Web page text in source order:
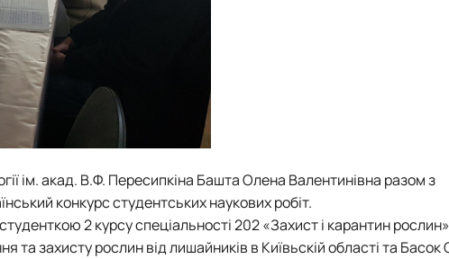
ім. акад. В.Ф. Пересипкіна Башта Олена Валентинівна разом з
конкурс студентських наукових робіт.
2 курсу спеціальності 202 «Захист і карантин рослин»
та захисту рослин від лишайників в Київьскій області та Басок